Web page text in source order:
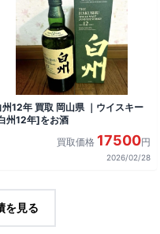
州12年 買取 岡山県 ｜ウイスキー
州12年]をお酒
買取価格 17500円
2026/02/28
を見る